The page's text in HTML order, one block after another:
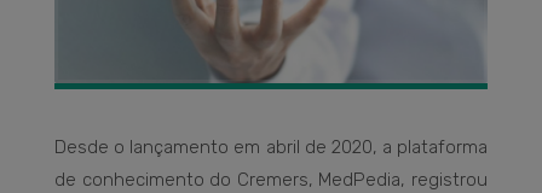
Desde o lançamento em abril de 2020, a plataforma
de conhecimento do Cremers, MedPedia, registrou